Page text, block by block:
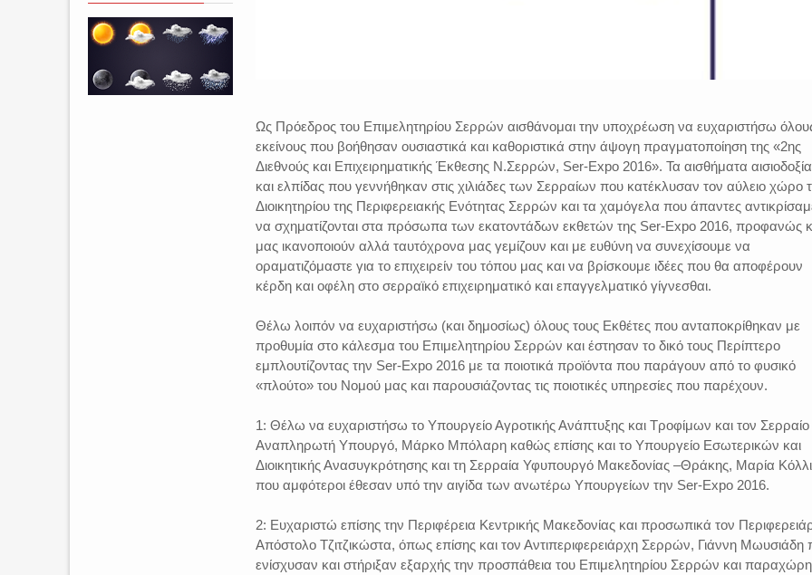
Ως Πρόεδρος του Επιμελητηρίου Σερρών αισθάνομαι την υποχρέωση να ευχαριστήσω
εκείνους που βοήθησαν ουσιαστικά και καθοριστικά στην άψογη πραγματοποίηση της «2ης
Διεθνούς και Επιχειρηματικής Έκθεσης Ν.Σερρών, Ser-Expo 2016». Τα αισθήματα
και ελπίδας που γεννήθηκαν στις χιλιάδες των Σερραίων που κατέκλυσαν τον αύλειο χώρο
Διοικητηρίου της Περιφερειακής Ενότητας Σερρών και τα χαμόγελα που άπαντες
να σχηματίζονται στα πρόσωπα των εκατοντάδων εκθετών της Ser-Expo 2016, προφανώς
μας ικανοποιούν αλλά ταυτόχρονα μας γεμίζουν και με ευθύνη να συνεχίσουμε να
οραματιζόμαστε για το επιχειρείν του τόπου μας και να βρίσκουμε ιδέες που θα αποφέρουν
κέρδη και οφέλη στο σερραϊκό επιχειρηματικό και επαγγελματικό γίγνεσθαι.
Θέλω λοιπόν να ευχαριστήσω (και δημοσίως) όλους τους Εκθέτες που ανταποκρίθηκαν με
προθυμία στo κάλεσμα του Επιμελητηρίου Σερρών και έστησαν το δικό τους Περίπτερο
εμπλουτίζοντας την Ser-Expo 2016 με τα ποιοτικά προϊόντα που παράγουν από το φυσικό
«πλούτο» του Νομού μας και παρουσιάζοντας τις ποιοτικές υπηρεσίες που παρέχουν.
1: Θέλω να ευχαριστήσω το Υπουργείο Αγροτικής Ανάπτυξης και Τροφίμων και τον Σερραίο
Αναπληρωτή Υπουργό, Μάρκο Μπόλαρη καθώς επίσης και το Υπουργείο Εσωτερικών και
Διοικητικής Ανασυγκρότησης και τη Σερραία Υφυπουργό Μακεδονίας –Θράκης, Μαρία
που αμφότεροι έθεσαν υπό την αιγίδα των ανωτέρω Υπουργείων την Ser-Expo 2016.
2: Ευχαριστώ επίσης την Περιφέρεια Κεντρικής Μακεδονίας και προσωπικά τον
Απόστολο Τζιτζικώστα, όπως επίσης και τον Αντιπεριφερειάρχη Σερρών, Γιάννη Μωυσιάδη
ενίσχυσαν και στήριξαν εξαρχής την προσπάθεια του Επιμελητηρίου Σερρών και